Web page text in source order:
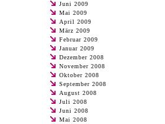
Juni 2009
Mai 2009
April 2009
März 2009
Februar 2009
Januar 2009
Dezember 2008
November 2008
Oktober 2008
September 2008
August 2008
Juli 2008
Juni 2008
Mai 2008